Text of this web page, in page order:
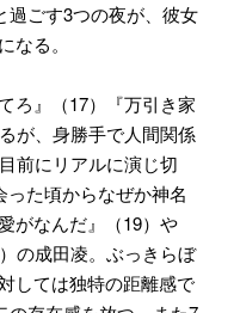
過ごす3つの夜が、彼女
なる。
ろ』（17）『万引き家
が、身勝手で人間関係
前にリアルに演じ切
た頃からなぜか神名
がなんだ』（19）や
の成田凌。ぶっきらぼ
しては独特の距離感で